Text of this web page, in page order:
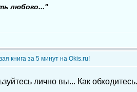
любого..."
книга за 5 минут на Okis.ru!
лично вы... Как